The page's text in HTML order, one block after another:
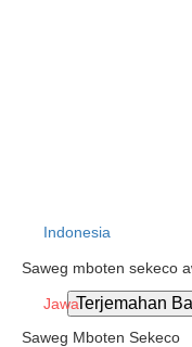
Indonesia
Saweg mboten sekeco
Jawa
Saweg Mboten Sekeco